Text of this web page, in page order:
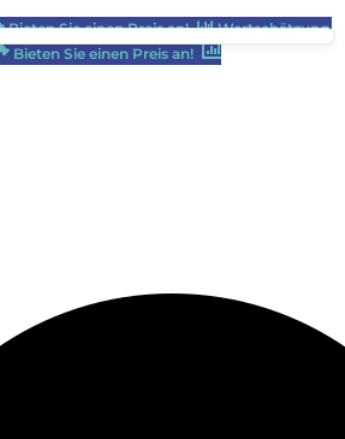
Bieten Sie einen Preis an!
Wertschätzung
Bieten Sie einen Preis an!